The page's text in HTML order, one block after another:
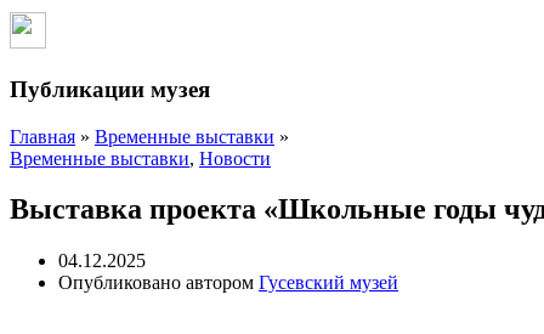
Публикации музея
Главная » Временные выставки »
Временные выставки, Новости
Выставка проекта «Школьные годы
04.12.2025
Опубликовано автором Гусевский музей